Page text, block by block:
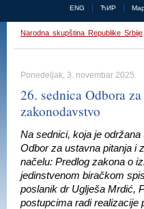
ENG ЋИР
Narodna skupština Republike Srbije
Ponedeljak, 3. novembar 2025.
26. sednica Odbora
zakonodavstvo
Na sednici, koja je
Odbor za ustavna pitanja i
načelu: Predlog zakona o
jedinstvenom biračkom
poslanik dr Uglješa Mrdić,
postupcima radi realizacije